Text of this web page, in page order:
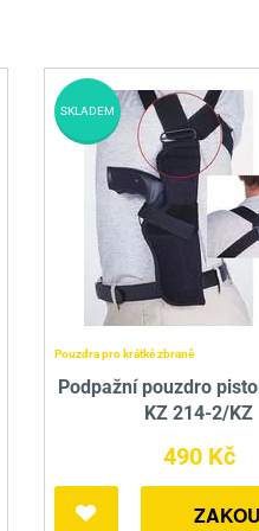
Pouzdra pro krátké zbraně
Podpažní pouzdro
KZ 214-2/KZ
490 Kč
SKLADEM